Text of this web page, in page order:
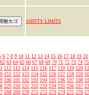
SHITTY LIMITS
6 7 8 9 10 11 12 13 14 15 16 17 18 19 20
62 63 64 65 66 67 68 69 70 71 72 73 74 75
112 113 114 115 116 117 118 119 120
151 152 153 154 155 156 157 158 159
190 191 192 193 194 195 196 197 198
229 230 231 232 233 234 235 236 237
268 269 270 271 272 273 274 275 276